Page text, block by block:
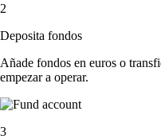
2
Deposita fondos
Añade fondos en euros o
empezar a operar.
3